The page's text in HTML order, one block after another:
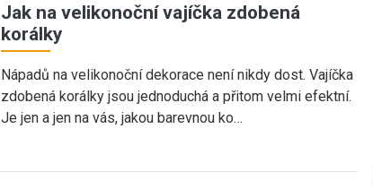
Jak na velikonoční vajíčka zdobená
korálky
Nápadů na velikonoční dekorace není nikdy dost. Vajíčka
zdobená korálky jsou jednoduchá a přitom velmi efektní.
Je jen a jen na vás, jakou barevnou ko…